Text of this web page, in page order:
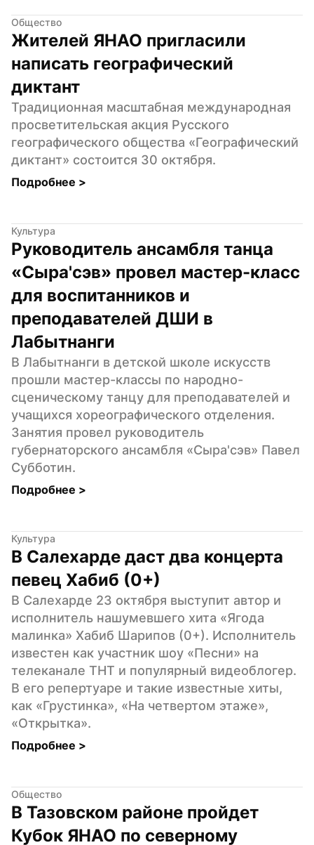
Общество
Жителей ЯНАО пригласили
написать географический
диктант
Традиционная масштабная международная
просветительская акция Русского
географического общества «Географический
диктант» состоится 30 октября.
Подробнее >
Культура
Руководитель ансамбля танца
«Сыра'сэв» провел мастер-класс
для воспитанников и
преподавателей ДШИ в
Лабытнанги
В Лабытнанги в детской школе искусств
прошли мастер-классы по народно-
сценическому танцу для преподавателей и
учащихся хореографического отделения.
Занятия провел руководитель
губернаторского ансамбля «Сыра'сэв» Павел
Субботин.
Подробнее >
Культура
В Салехарде даст два концерта
певец Хабиб (0+)
В Салехарде 23 октября выступит автор и
исполнитель нашумевшего хита «Ягода
малинка» Хабиб Шарипов (0+). Исполнитель
известен как участник шоу «Песни» на
телеканале ТНТ и популярный видеоблогер.
В его репертуаре и такие известные хиты,
как «Грустинка», «На четвертом этаже»,
«Открытка».
Подробнее >
Общество
В Тазовском районе пройдет
Кубок ЯНАО по северному